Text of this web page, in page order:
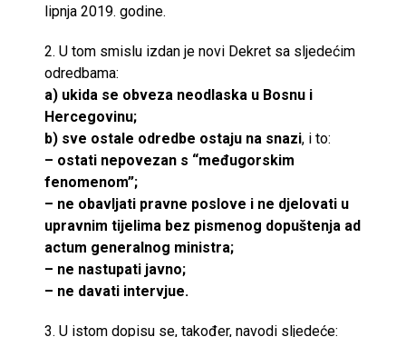
lipnja 2019. godine.
2. U tom smislu izdan je novi Dekret sa sljedećim
odredbama:
a) ukida se obveza neodlaska u Bosnu i
Hercegovinu;
b) sve ostale odredbe ostaju na snazi, i to:
– ostati nepovezan s “međugorskim
fenomenom”;
– ne obavljati pravne poslove i ne djelovati u
upravnim tijelima bez pismenog dopuštenja ad
actum generalnog ministra;
– ne nastupati javno;
– ne davati intervjue.
3. U istom dopisu se, također, navodi sljedeće: